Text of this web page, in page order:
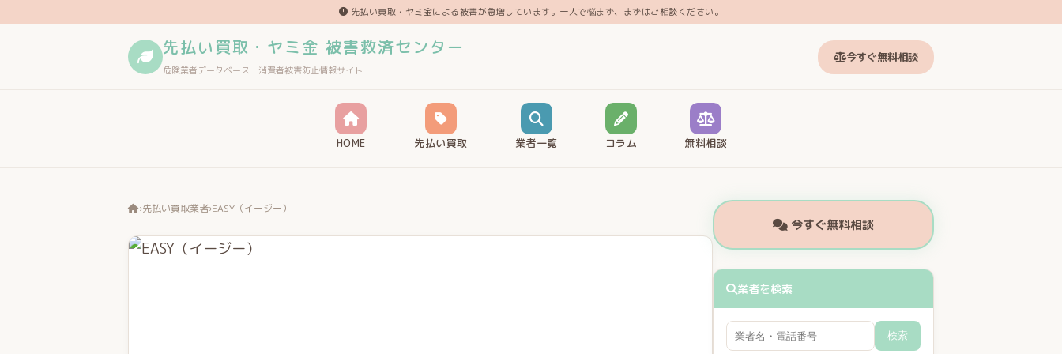
先払い買取・ヤミ金による被害が急増しています。一人で悩まず、まずはご相談ください。
先払い買取・ヤミ金 被害救済センター
危険業者データベース｜消費者被害防止情報サイト
今すぐ無料相談
HOME 先払い買取 業者一覧 コラム 無料相談
›先払い買取業者›EASY（イージー）
今すぐ無料相談
業者を検索
検索